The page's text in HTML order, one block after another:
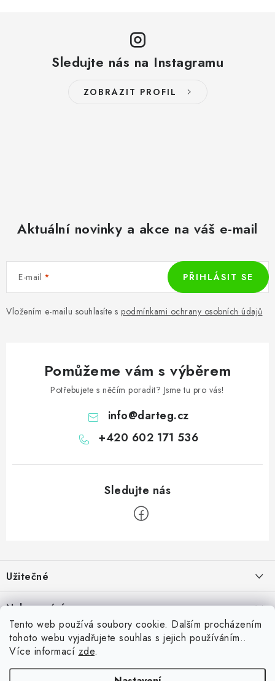
Tento web používá soubory cookie. Dalším procházením
tohoto webu vyjadřujete souhlas s jejich používáním..
Více informací zde.
Sledujte nás na Instagramu
ZOBRAZIT PROFIL
Aktuální novinky a akce na váš e-mail
E-mail
Vložením e-mailu souhlasíte s podmínkami ochrany osobních údajů
PŘIHLÁSIT SE
Pomůžeme vám s výběrem
Potřebujete s něčím poradit? Jsme tu pro vás!
info@darteg.cz
+420 602 171 536
p
a
Užitečné
Kontakt
Věrnostní program
Inspirujte se zákazníky
Blog
Nakupování
Jak nakupovat
Vrácení zboží
Blog